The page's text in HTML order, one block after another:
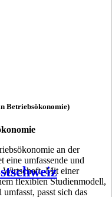
Betriebsökonomie)
an der
eine umfassende und
Wirtschaft. Mit einer
flexiblen Studienmodell,
passt sich das